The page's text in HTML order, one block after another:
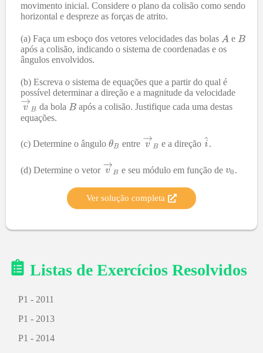
movimento inicial. Considere o plano da colisão como sendo
horizontal e despreze as forças de atrito.
(a) Faça um esboço dos vetores velocidades das bolas
e
após a colisão, indicando o sistema de coordenadas e os
ângulos envolvidos.
(b) Escreva o sistema de equações que a partir do qual é
possível determinar a direção e a magnitude da velocidade
da bola
após a colisão. Justifique cada uma destas
equações.
(c) Determine o ângulo entre e a direção .
(d) Determine o vetor e seu módulo em função de
Ver solução completa
Listas de Exercícios Resolvidos
P1 - 2011
P1 - 2013
P1 - 2014